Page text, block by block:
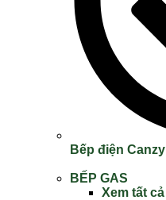
Bếp điện Canzy
BẾP GAS
Xem tất cả